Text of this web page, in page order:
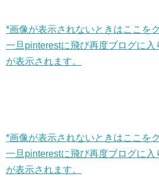
*画像が表示されないときはここを
一旦pinterestに飛び再度ブログに入
が表示されます。
*画像が表示されないときはここを
一旦pinterestに飛び再度ブログに入
が表示されます。